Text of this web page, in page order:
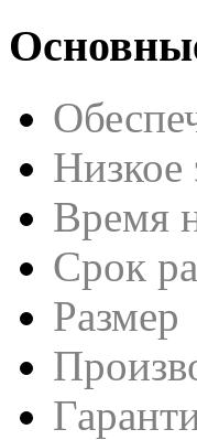
Низкое
Время
Срок